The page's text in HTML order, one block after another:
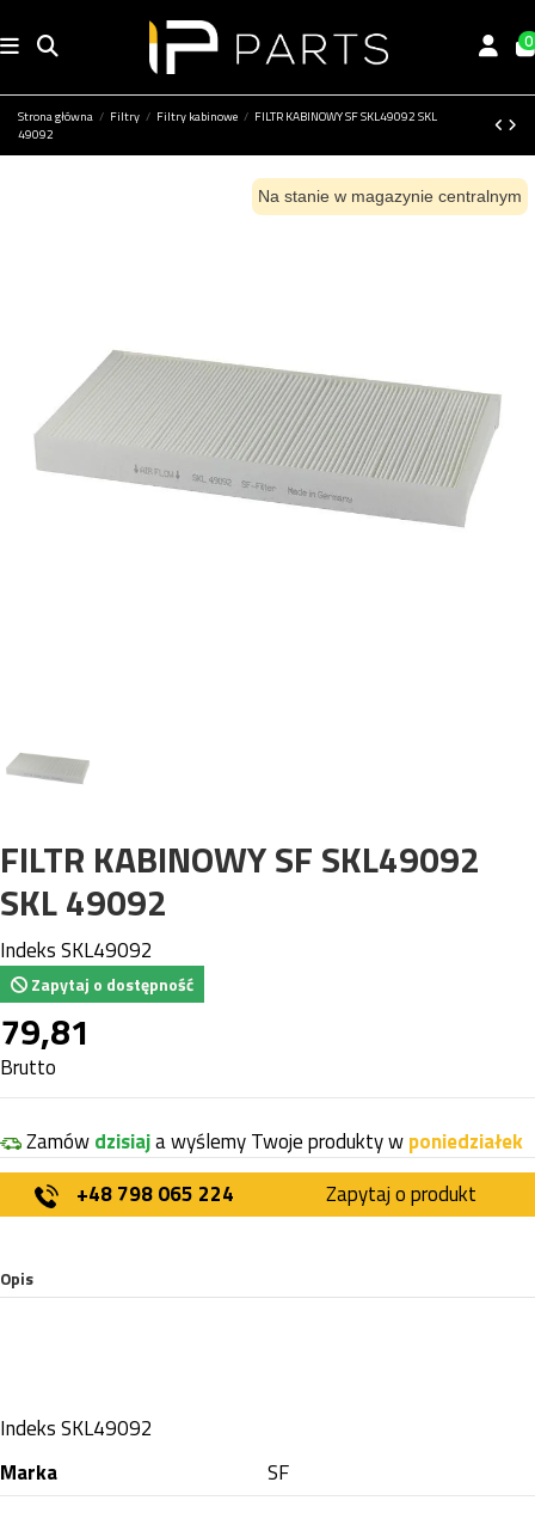
0
Strona główna Filtry Filtry kabinowe
FILTR KABINOWY SF SKL49092 SKL
49092
Na stanie w magazynie centralnym
FILTR KABINOWY SF SKL49092
SKL 49092
IndeksSKL49092
Zapytaj o dostępność
79,81
Brutto
Zamówdzisiaja wyślemy Twoje produkty wponiedziałek
+48 798 065 224
Zapytaj o produkt
Opis
IndeksSKL49092
Marka
SF